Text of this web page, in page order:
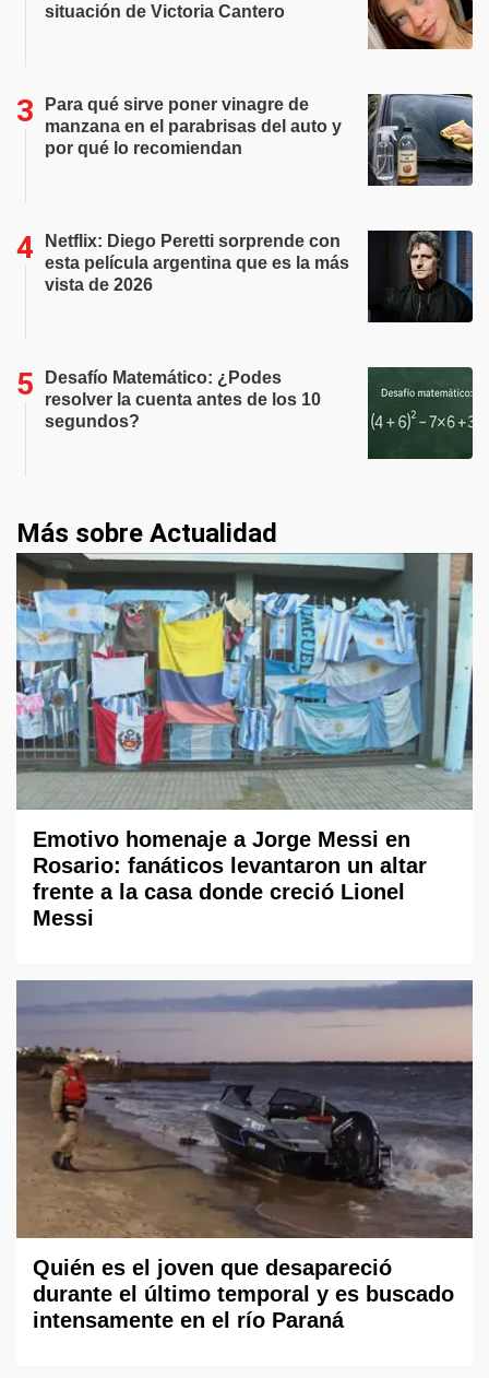
situación de Victoria Cantero
Para qué sirve poner vinagre de
manzana en el parabrisas del auto y
por qué lo recomiendan
Netflix: Diego Peretti sorprende con
esta película argentina que es la más
vista de 2026
Desafío Matemático: ¿Podes
resolver la cuenta antes de los 10
segundos?
Más sobre Actualidad
Emotivo homenaje a Jorge Messi en
Rosario: fanáticos levantaron un altar
frente a la casa donde creció Lionel
Messi
Quién es el joven que desapareció
durante el último temporal y es buscado
intensamente en el río Paraná